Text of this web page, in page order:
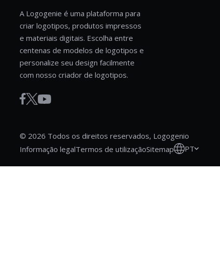
A Logogenie é uma plataforma para
criar logotipos, produtos impressos
e materiais digitais. Escolha entre
centenas de modelos de logotipos e
personalize seu design facilmente
com nosso criador de logotipos.
© 2026 Todos os direitos reservados, Logogenio
Informação legalTermos de utilizaçãoSitemap PT